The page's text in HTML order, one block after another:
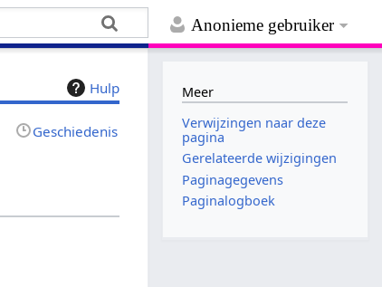
Anonieme gebruiker
Hulp
Geschiedenis
Meer
Verwijzingen naar deze
pagina
Gerelateerde wijzigingen
Paginagegevens
Paginalogboek